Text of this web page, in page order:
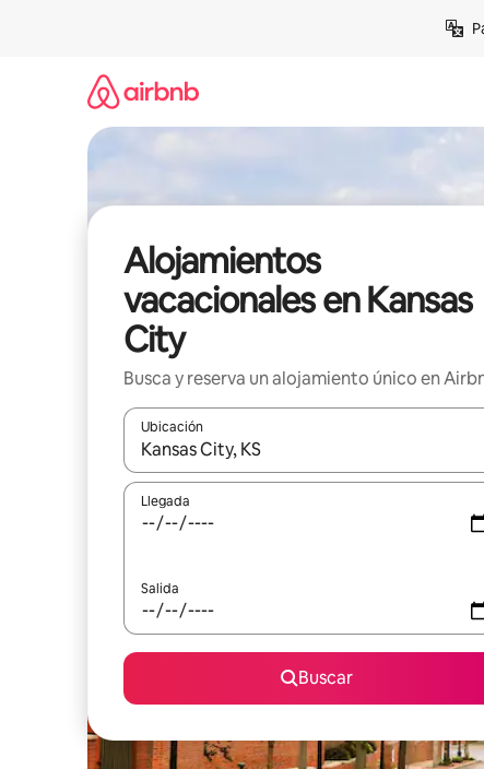
Alojamientos
vacacionales en Kansas
City
Busca y reserva un alojamiento único en
Ubicación
Cuando los resultados estén disponibles,
Llegada
Salida
Buscar